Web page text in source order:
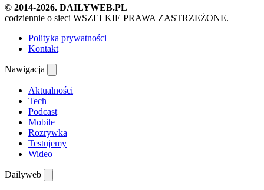
© 2014-2026. DAILYWEB.PL
codziennie o sieci WSZELKIE PRAWA ZASTRZEŻONE.
Polityka prywatności
Kontakt
Nawigacja
Aktualności
Tech
Podcast
Mobile
Rozrywka
Testujemy
Wideo
Dailyweb